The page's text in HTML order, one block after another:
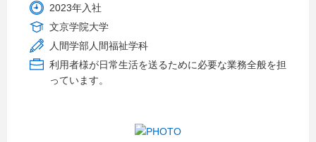
2023年入社
文京学院大学
人間学部人間福祉学科
利用者様が日常生活を送るために必要な業務全般を担
っています。